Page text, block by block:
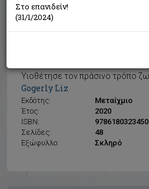
Gogerly Liz
Εκδότης:
Μεταίχμιο
Έτος:
2020
ISBN:
9786180323450
Σελίδες:
48
Εξώφυλλο:
Σκληρό
Στο επανιδείν!
(31/1/2024)